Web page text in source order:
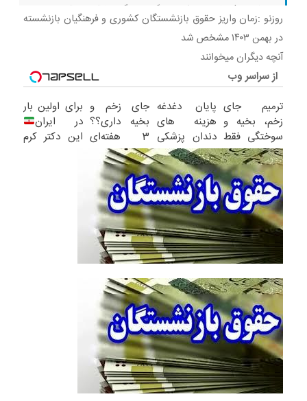
روبلاکس | رفتیم اسکویید گیم، دیگه رفاقتی باقی نموند…
ماینکرفت | بدوارز یا فیلم ماینکرفت | پیکار سه نوب با دراگون… |
بقا با رفقا قسمت ۹ (پارت
روزنو :زمان واریز حقوق بازنشستگان کشوری و فرهنگیان بازنشسته
در بهمن ۱۴۰۳ مشخص شد
آنچه دیگران میخوانند
از سراسر وب
ترمیم جای
زخم، بخیه و
سوختگی فقط
در 3 هفته!!
پایان دغدغه
هزینه های
دندان پزشکی
با پک سفید
کننده خانگی
جای زخم و
بخیه داری؟؟
3 هفته‌ای
محوش کن!
برای اولین بار
در ایران
این دکتر کرم